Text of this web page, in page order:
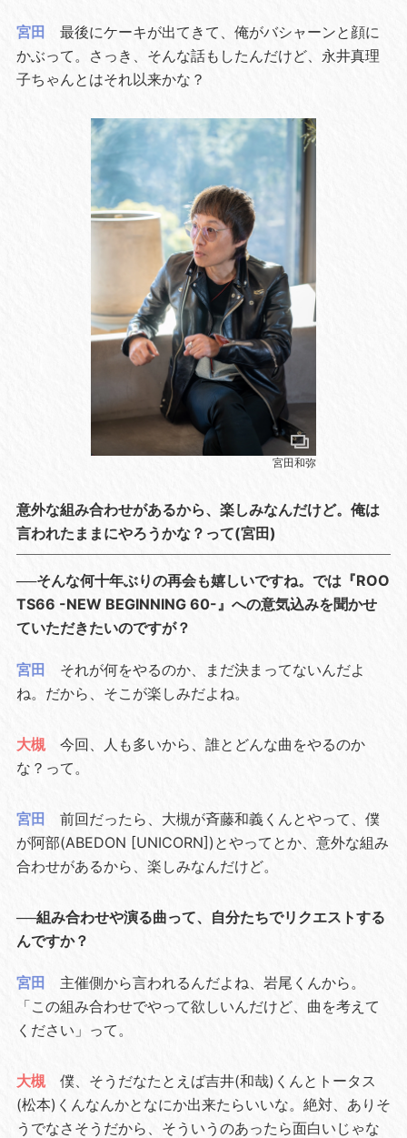
宮田
最後にケーキが出てきて、俺がバシャーンと顔に
かぶって。さっき、そんな話もしたんだけど、永井真理
子ちゃんとはそれ以来かな？
宮田和弥
意外な組み合わせがあるから、楽しみなんだけど。俺は
言われたままにやろうかな？って(宮田)
──そんな何十年ぶりの再会も嬉しいですね。では『ROO
TS66 -NEW BEGINNING 60-』への意気込みを聞かせ
ていただきたいのですが？
宮田
それが何をやるのか、まだ決まってないんだよ
ね。だから、そこが楽しみだよね。
大槻
今回、人も多いから、誰とどんな曲をやるのか
な？って。
宮田
前回だったら、大槻が斉藤和義くんとやって、僕
が阿部(ABEDON [UNICORN])とやってとか、意外な組み
合わせがあるから、楽しみなんだけど。
──組み合わせや演る曲って、自分たちでリクエストする
んですか？
宮田
主催側から言われるんだよね、岩尾くんから。
「この組み合わせでやって欲しいんだけど、曲を考えて
ください」って。
大槻
僕、そうだなたとえば吉井(和哉)くんとトータス
(松本)くんなんかとなにか出来たらいいな。絶対、ありそ
うでなさそうだから、そういうのあったら面白いじゃな